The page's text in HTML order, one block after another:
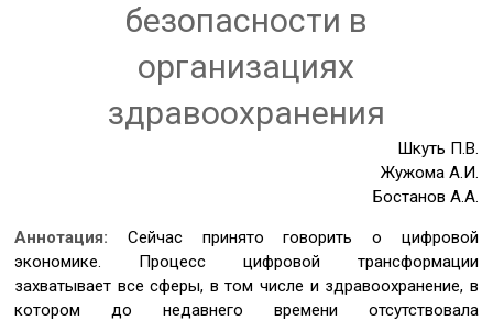
безопасности в
организациях
здравоохранения
Шкуть П.В.
Жужома А.И.
Бостанов А.А.
Аннотация:Сейчас принято говорить о цифровой
экономике. Процесс цифровой трансформации
захватывает все сферы, в том числе и здравоохранение, в
котором до недавнего времени отсутствовала